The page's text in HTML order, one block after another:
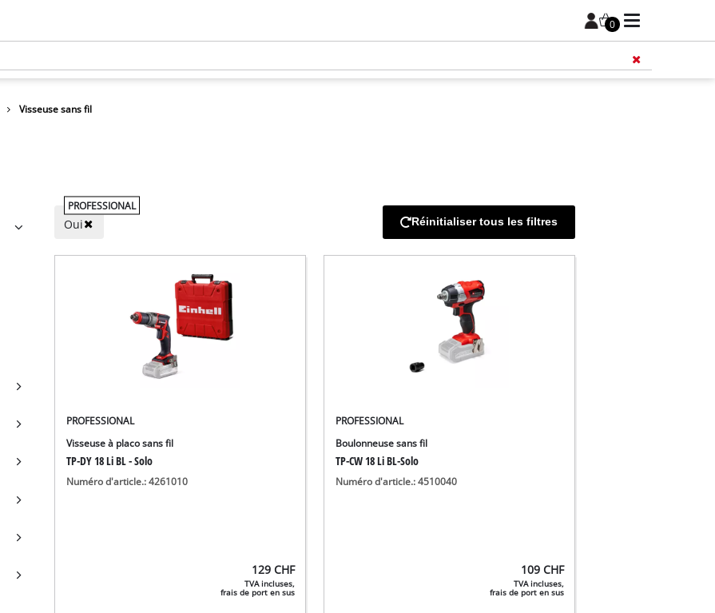
0
Visseuse sans fil
PROFESSIONAL
Oui Réinitialiser tous les filtres
PROFESSIONAL
Visseuse à placo sans fil
TP-DY 18 Li BL - Solo
Numéro d'article.: 4261010
129 CHF
TVA incluses,
frais de port en sus
PROFESSIONAL
Boulonneuse sans fil
TP-CW 18 Li BL-Solo
Numéro d'article.: 4510040
109 CHF
TVA incluses,
frais de port en sus